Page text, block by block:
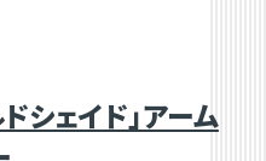
シェイド」アーム